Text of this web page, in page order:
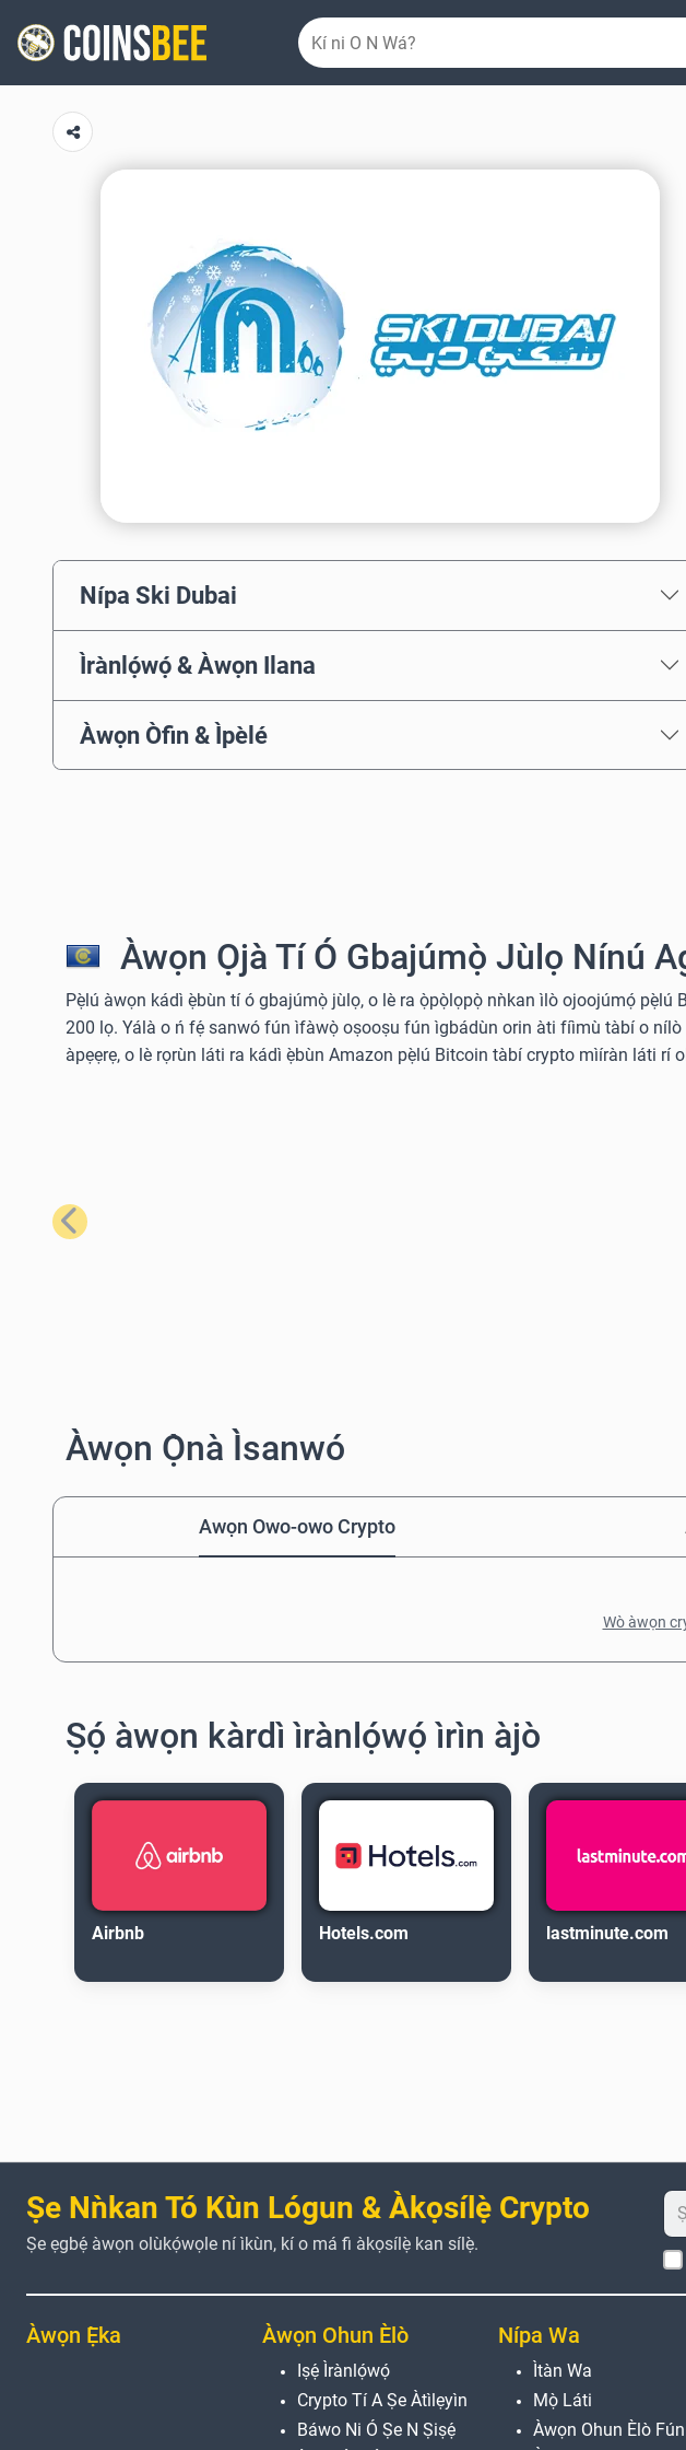
Nípa Ski Dubai
Ìrànlọ́wọ́ & Àwọn Ilana
Àwọn Òfin & Ìpèlé
Àwọn Ọjà Tí Ó Gbajúmọ̀ Jùlọ Nínú
Pẹ̀lú àwọn kádì ẹ̀bùn tí ó gbajúmọ̀ jùlọ, o lè ra ọ̀pọ̀lọpọ̀ nǹkan ìlò ojoojúmọ́ pẹ̀lú
200 lọ. Yálà o ń fẹ́ sanwó fún ìfàwọ̀ oṣooṣu fún ìgbádùn orin àti fíìmù tàbí o
àpẹẹrẹ, o lè rọrùn láti ra kádì ẹ̀bùn Amazon pẹ̀lú Bitcoin tàbí crypto mìíràn láti rí
Tẹ́lẹ̀
Àwọn Ọ̀nà Ìsanwó
Awọn Owo-owo Crypto
Wò àwọn
Ṣọ́ àwọn kàrdì ìrànlọ́wọ́ ìrìn àjò
Airbnb Hotels.com lastminute.com
Ṣe Nǹkan Tó Kùn Lógun & Àkọsílẹ̀ Crypto
Ṣe ẹgbẹ́ àwọn olùkọ́wọle ní ìkùn, kí o má fi àkọsílẹ̀ kan sílẹ̀.
Àwọn Ẹ̀ka Àwọn Ohun Èlò
Iṣẹ́ Ìrànlọ́wọ́
Crypto Tí A Ṣe Àtìlẹyìn
Báwo Ni Ó Ṣe N Ṣiṣẹ́
Nípa Wa
Ìtàn Wa
Mọ̀ Láti
Àwọn Ohun Èlò Fún